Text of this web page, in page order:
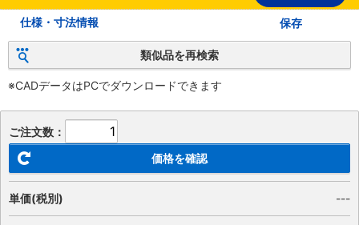
仕様・寸法情報 保存
類似品を再検索
※CADデータはPCでダウンロードできます
ご注文数：
価格を確認
単価(税別) ---